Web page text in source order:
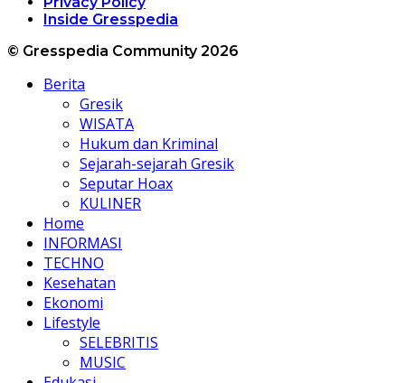
Inside Gresspedia
© Gresspedia Community 2026
Berita
Gresik
WISATA
Hukum dan Kriminal
Sejarah-sejarah Gresik
Seputar Hoax
KULINER
Home
INFORMASI
TECHNO
Kesehatan
Ekonomi
Lifestyle
SELEBRITIS
MUSIC